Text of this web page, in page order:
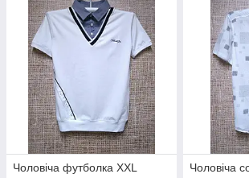
Чоловіча футболка XXL
Чоловіча